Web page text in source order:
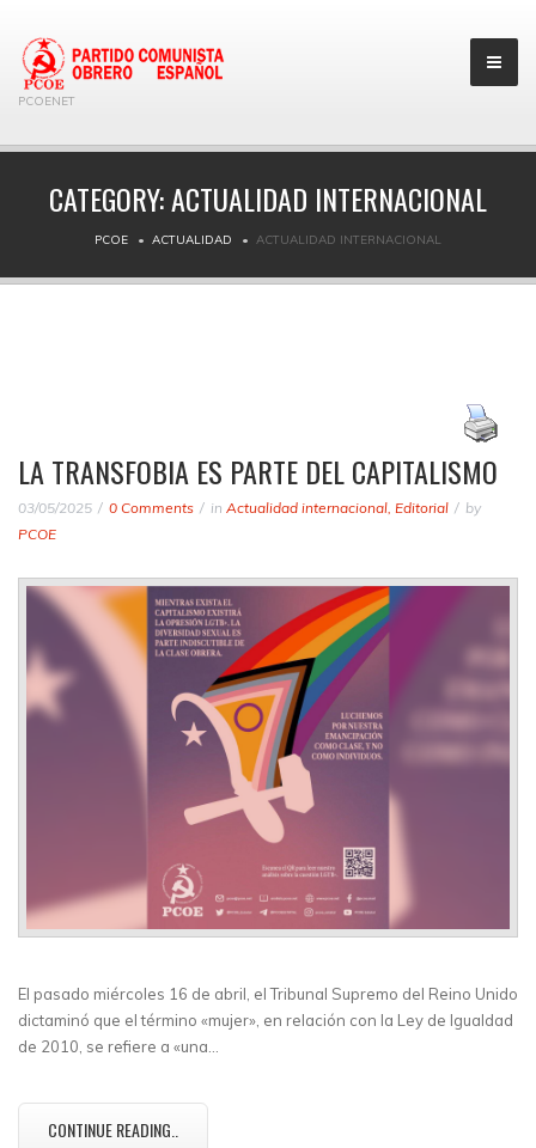
PCOENET
CATEGORY:ACTUALIDAD INTERNACIONAL
PCOE ACTUALIDAD ACTUALIDAD INTERNACIONAL
LA TRANSFOBIA ES PARTE DEL CAPITALISMO
03/05/2025 0 Comments in Actualidad internacional Editorial
by
PCOE
El pasado miércoles 16 de abril, el Tribunal Supremo del Reino Unido
dictaminó que el término «mujer», en relación con la Ley de Igualdad
de 2010, se refiere a «una…
CONTINUE READING..